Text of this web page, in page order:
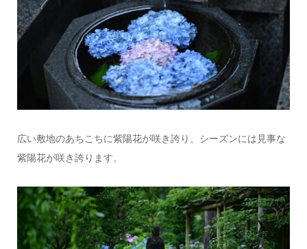
広い敷地のあちこちに紫陽花が咲き誇り、シーズンには見事な
紫陽花が咲き誇ります。